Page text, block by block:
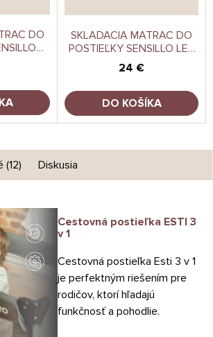
DO
CM
SKLADACIA MATRAC DO
POSTIEĽKY SENSILLO LES
120X60 CM
24 €
DO KOŠÍKA
(12) Diskusia
Cestovná postieľka ESTI 3
v 1
Cestovná postieľka Esti 3 v 1
je perfektným riešením pre
rodičov, ktorí hľadajú
funkčnosť a pohodlie.